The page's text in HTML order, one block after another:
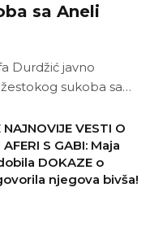
sa Aneli
Durdžić javno
sukoba sa…
NAJNOVIJE VESTI O
S GABI: Maja
DOKAZE o
njegova bivša!